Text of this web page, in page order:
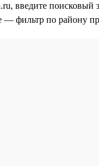
введите
— фильтр по району